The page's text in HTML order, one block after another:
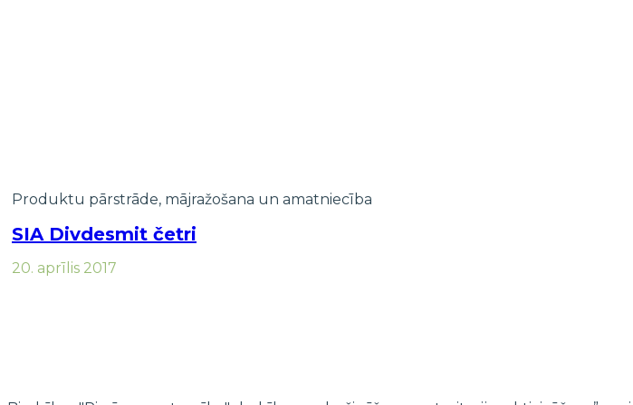
Produktu pārstrāde, mājražošana un amatniecība
SIA Divdesmit četri
20. aprīlis 2017